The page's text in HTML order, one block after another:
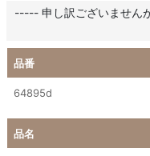
----- 申し訳ございません
品番
64895d
品名